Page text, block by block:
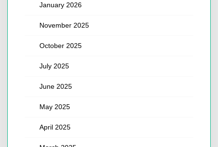
January 2026
November 2025
October 2025
July 2025
June 2025
May 2025
April 2025